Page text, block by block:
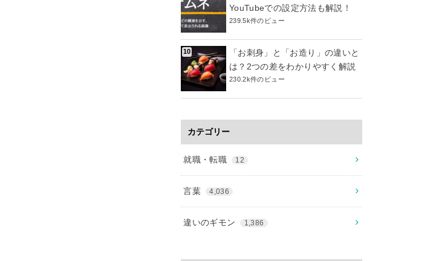
YouTubeでの設定方法も解説！
239.5k件のビュー
「お刺身」と「お造り」の違いと
は？2つの差をわかりやすく解説
230.2k件のビュー
カテゴリー
就職・転職 12
言葉 4,036
違いのギモン 1,386